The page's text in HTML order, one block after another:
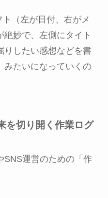
（左が日付、右がメ
妙で、左側にタイト
りしたい感想などを書
みたいになっていくの
を切り開く作業ログ
SNS運営のための「作